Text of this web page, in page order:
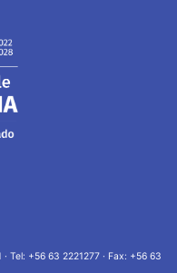
Tel: +56 63 2221277 · Fax: +56 63